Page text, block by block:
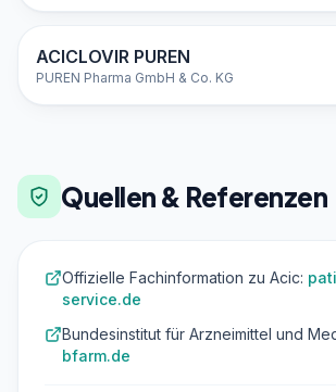
ACICLOVIR PUREN
PUREN Pharma GmbH & Co. KG
Quellen & Referenzen
Offizielle Fachinformation zu Acic:
service.de
Bundesinstitut für Arzneimittel und
bfarm.de